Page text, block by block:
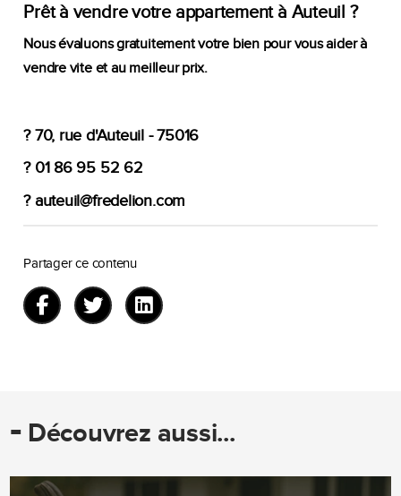
Prêt à vendre votre appartement à Auteuil ?
Nous évaluons gratuitement votre bien pour vous aider à
vendre vite et au meilleur prix.
? 70, rue d'Auteuil - 75016
? 01 86 95 52 62
? auteuil@fredelion.com
Partager ce contenu
- Découvrez aussi...